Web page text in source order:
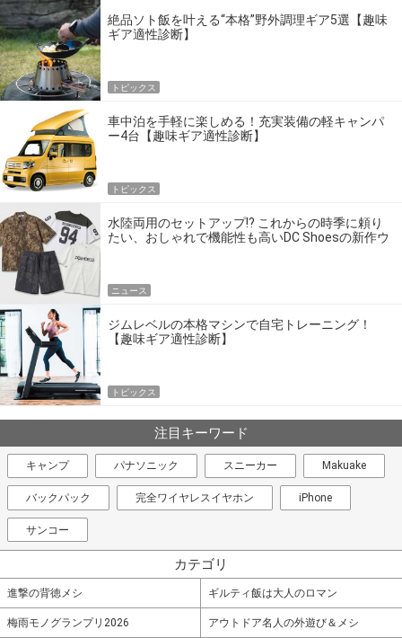
絶品ソト飯を叶える“本格”野外調理ギア5選【趣味
ギア適性診断】
トピックス
車中泊を手軽に楽しめる！充実装備の軽キャンパ
ー4台【趣味ギア適性診断】
トピックス
水陸両用のセットアップ!? これからの時季に頼り
たい、おしゃれで機能性も高いDC Shoesの新作ウ
ニュース
ジムレベルの本格マシンで自宅トレーニング！
【趣味ギア適性診断】
トピックス
注目キーワード
キャンプ パナソニック スニーカー Makuake
バックパック 完全ワイヤレスイヤホン iPhone
サンコー
カテゴリ
進撃の背徳メシ ギルティ飯は大人のロマン
梅雨モノグランプリ2026 アウトドア名人の外遊び＆メシ